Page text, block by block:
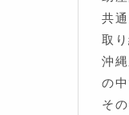
共
取
沖
の
そ